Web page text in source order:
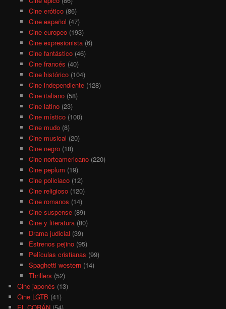
Cine erótico(86)
Cine español (47)
Cine europeo(193)
Cine expresionista(6)
Cine fantástico(46)
Cine francés (40)
Cine histórico(104)
Cine independiente(128)
Cine italiano(58)
Cine latino(23)
Cine místico(100)
Cine mudo(8)
Cine musical (20)
Cine negro(18)
Cine norteamericano(220)
Cine peplum (19)
Cine policiaco(12)
Cine religioso(120)
Cine romanos (14)
Cine suspense(89)
Cine y literatura(80)
Drama judicial (39)
Estrenos pejino(95)
Películas cristianas (99)
Spaghetti western(14)
Thrillers (52)
Cine japonés (13)
Cine LGTB (41)